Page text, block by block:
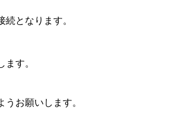
となります。
す。
お願いします。